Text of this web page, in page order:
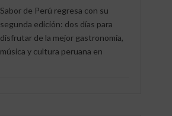
Sabor de Perú regresa con su
segunda edición: dos días para
disfrutar de la mejor gastronomía,
música y cultura peruana en